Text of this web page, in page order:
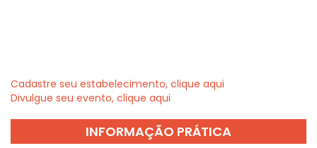
Cadastre seu estabelecimento, clique aqui
Divulgue seu evento, clique aqui
INFORMAÇÃO PRÁTICA